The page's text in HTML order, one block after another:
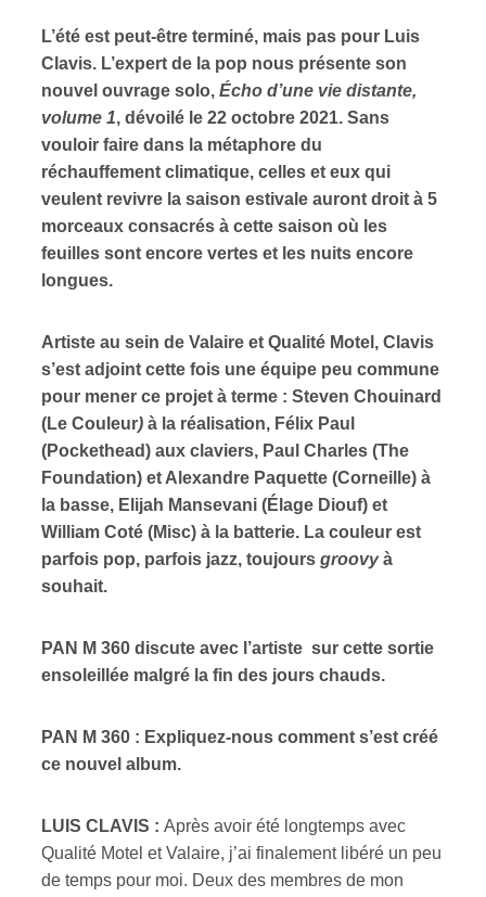
L’été est peut-être terminé, mais pas pour Luis
Clavis. L’expert de la pop nous présente son
nouvel ouvrage solo, Écho d’une vie distante,
volume 1, dévoilé le 22 octobre 2021. Sans
vouloir faire dans la métaphore du
réchauffement climatique, celles et eux qui
veulent revivre la saison estivale auront droit à 5
morceaux consacrés à cette saison où les
feuilles sont encore vertes et les nuits encore
longues.
Artiste au sein de Valaire et Qualité Motel, Clavis
s’est adjoint cette fois une équipe peu commune
pour mener ce projet à terme : Steven Chouinard
(Le Couleur) à la réalisation, Félix Paul
(Pockethead) aux claviers, Paul Charles (The
Foundation) et Alexandre Paquette (Corneille) à
la basse, Elijah Mansevani (Élage Diouf) et
William Coté (Misc) à la batterie. La couleur est
parfois pop, parfois jazz, toujours groovyà
souhait.
PAN M 360 discute avec l’artiste sur cette sortie
ensoleillée malgré la fin des jours chauds.
PAN M 360 : Expliquez-nous comment s’est créé
ce nouvel album.
LUIS CLAVIS : Après avoir été longtemps avec
Qualité Motel et Valaire, j’ai finalement libéré un peu
de temps pour moi. Deux des membres de mon